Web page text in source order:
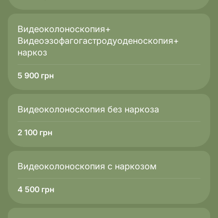
исследование следующим группам людей:
Пациентам с хроническими нарушениями
поскольку ретинол не усваивается без
кишечного тракта (целиакия, болезнь Крона,
операций на ЖКТ).
или системные ретиноиды под наблюдением
Пациентам с выраженными
Видеоколоноскопия+
Видеоэзофагогастродуоденоскопия+
наркоз
5 900 грн
Видеоколоноскопия без наркоза
2 100 грн
Видеоколоноскопия с наркозом
4 500 грн